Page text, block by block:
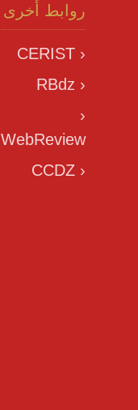
روابط أخرى
‹ CERIST
‹ RBdz
‹
WebReview
‹ CCDZ